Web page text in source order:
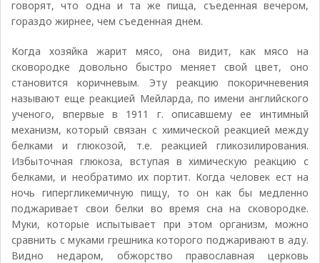
говорят, что одна и та же пища, съеденная вечером,
гораздо жирнее, чем съеденная днем.
Когда хозяйка жарит мясо, она видит, как мясо на
сковородке довольно быстро меняет свой цвет, оно
становится коричневым. Эту реакцию покоричневения
называют еще реакцией Мейларда, по имени английского
ученого, впервые в 1911 г. описавшему ее интимный
механизм, который связан с химической реакцией между
белками и глюкозой, т.е. реакцией гликозилирования.
Избыточная глюкоза, вступая в химическую реакцию с
белками, и необратимо их портит. Когда человек ест на
ночь гипергликемичную пищу, то он как бы медленно
поджаривает свои белки во время сна на сковородке.
Муки, которые испытывает при этом организм, можно
сравнить с муками грешника которого поджаривают в аду.
Видно недаром, обжорство православная церковь